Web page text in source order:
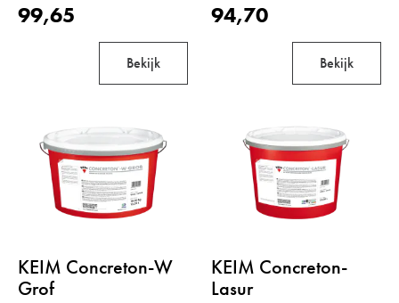
99,65
Bekijk
94,70
Bekijk
KEIM Concreton-W
Grof
KEIM Concreton-
Lasur